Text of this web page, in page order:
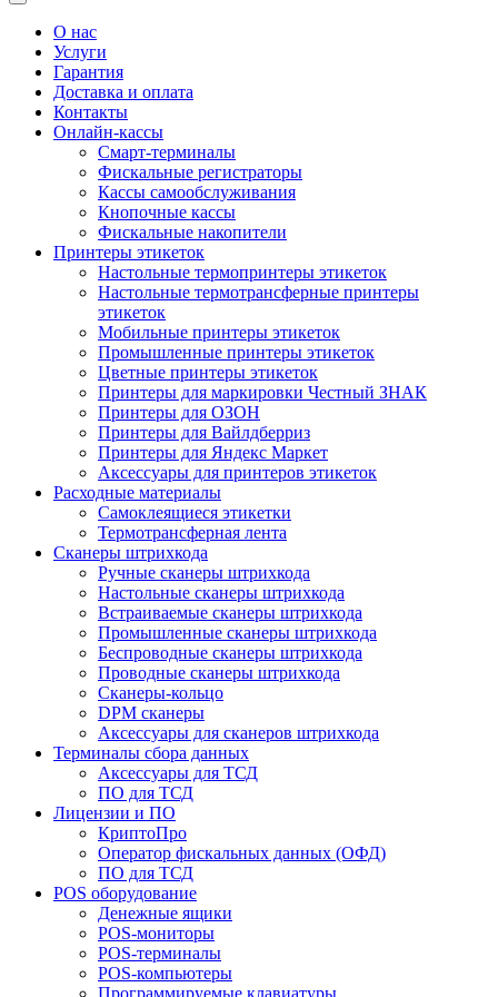
О нас
Услуги
Гарантия
Доставка и оплата
Контакты
Онлайн-кассы
Смарт-терминалы
Фискальные регистраторы
Кассы самообслуживания
Кнопочные кассы
Фискальные накопители
Принтеры этикеток
Настольные термопринтеры этикеток
Настольные термотрансферные принтеры
этикеток
Мобильные принтеры этикеток
Промышленные принтеры этикеток
Цветные принтеры этикеток
Принтеры для маркировки Честный ЗНАК
Принтеры для ОЗОН
Принтеры для Вайлдберриз
Принтеры для Яндекс Маркет
Аксессуары для принтеров этикеток
Расходные материалы
Самоклеящиеся этикетки
Термотрансферная лента
Сканеры штрихкода
Ручные сканеры штрихкода
Настольные сканеры штрихкода
Встраиваемые сканеры штрихкода
Промышленные сканеры штрихкода
Беспроводные сканеры штрихкода
Проводные сканеры штрихкода
Сканеры-кольцо
DPM сканеры
Аксессуары для сканеров штрихкода
Терминалы сбора данных
Аксессуары для ТСД
ПО для ТСД
Лицензии и ПО
КриптоПро
Оператор фискальных данных (ОФД)
ПО для ТСД
POS оборудование
Денежные ящики
POS-мониторы
POS-терминалы
POS-компьютеры
Программируемые клавиатуры